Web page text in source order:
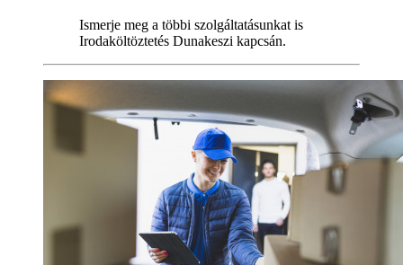
Ismerje meg a többi szolgáltatásunkat is
Irodaköltöztetés Dunakeszi kapcsán.